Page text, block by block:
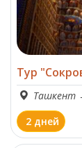
Тур
Ташкент
2 дней